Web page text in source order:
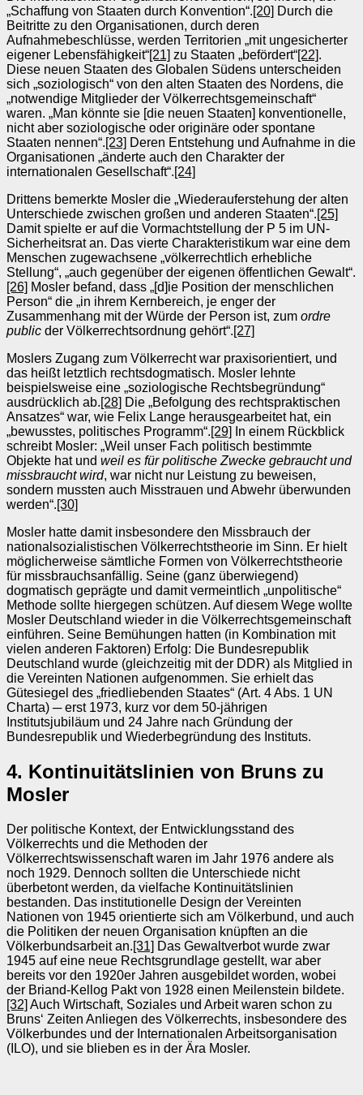
„Schaffung von Staaten durch Konvention“.[20] Durch die
Beitritte zu den Organisationen, durch deren
Aufnahmebeschlüsse, werden Territorien „mit ungesicherter
eigener Lebensfähigkeit“[21] zu Staaten „befördert“[22].
Diese neuen Staaten des Globalen Südens unterscheiden
sich „soziologisch“ von den alten Staaten des Nordens, die
„notwendige Mitglieder der Völkerrechtsgemeinschaft“
waren. „Man könnte sie [die neuen Staaten] konventionelle,
nicht aber soziologische oder originäre oder spontane
Staaten nennen“.[23] Deren Entstehung und Aufnahme in die
Organisationen „änderte auch den Charakter der
internationalen Gesellschaft“.[24]
Drittens bemerkte Mosler die „Wiederauferstehung der alten
Unterschiede zwischen großen und anderen Staaten“.[25]
Damit spielte er auf die Vormachtstellung der P 5 im UN-
Sicherheitsrat an. Das vierte Charakteristikum war eine dem
Menschen zugewachsene „völkerrechtlich erhebliche
Stellung“, „auch gegenüber der eigenen öffentlichen Gewalt“.
[26] Mosler befand, dass „[d]ie Position der menschlichen
Person“ die „in ihrem Kernbereich, je enger der
Zusammenhang mit der Würde der Person ist, zum ordre
public der Völkerrechtsordnung gehört“.[27]
Moslers Zugang zum Völkerrecht war praxisorientiert, und
das heißt letztlich rechtsdogmatisch. Mosler lehnte
beispielsweise eine „soziologische Rechtsbegründung“
ausdrücklich ab.[28] Die „Befolgung des rechtspraktischen
Ansatzes“ war, wie Felix Lange herausgearbeitet hat, ein
„bewusstes, politisches Programm“.[29]
In einem Rückblick
schreibt Mosler: „Weil unser Fach politisch bestimmte
Objekte hat und weil es für politische Zwecke gebraucht und
missbraucht wird, war nicht nur Leistung zu beweisen,
sondern mussten auch Misstrauen und Abwehr überwunden
werden“.[30]
Mosler hatte damit insbesondere den Missbrauch der
nationalsozialistischen Völkerrechtstheorie im Sinn. Er hielt
möglicherweise sämtliche Formen von Völkerrechtstheorie
für missbrauchsanfällig. Seine (ganz überwiegend)
dogmatisch geprägte und damit vermeintlich „unpolitische“
Methode sollte hiergegen schützen. Auf diesem Wege wollte
Mosler Deutschland wieder in die Völkerrechtsgemeinschaft
einführen. Seine Bemühungen hatten (in Kombination mit
vielen anderen Faktoren) Erfolg: Die Bundesrepublik
Deutschland wurde (gleichzeitig mit der DDR) als Mitglied in
die Vereinten Nationen aufgenommen. Sie erhielt das
Gütesiegel des „friedliebenden Staates“ (Art. 4 Abs. 1 UN
Charta) ─ erst 1973, kurz vor dem 50-jährigen
Institutsjubiläum und 24 Jahre nach Gründung der
Bundesrepublik und Wiederbegründung des Instituts.
4. Kontinuitätslinien von Bruns zu
Mosler
Der politische Kontext, der Entwicklungsstand des
Völkerrechts und die Methoden der
Völkerrechtswissenschaft waren im Jahr 1976 andere als
noch 1929. Dennoch sollten die Unterschiede nicht
überbetont werden, da vielfache Kontinuitätslinien
bestanden. Das institutionelle Design der Vereinten
Nationen von 1945 orientierte sich am Völkerbund, und auch
die Politiken der neuen Organisation knüpften an die
Völkerbundsarbeit an.[31] Das Gewaltverbot wurde zwar
1945 auf eine neue Rechtsgrundlage gestellt, war aber
bereits vor den 1920er Jahren ausgebildet worden, wobei
der Briand-Kellog Pakt von 1928 einen Meilenstein bildete.
[32] Auch Wirtschaft, Soziales und Arbeit waren schon zu
Bruns‘ Zeiten Anliegen des Völkerrechts, insbesondere des
Völkerbundes und der Internationalen Arbeitsorganisation
(ILO), und sie blieben es in der Ära Mosler.